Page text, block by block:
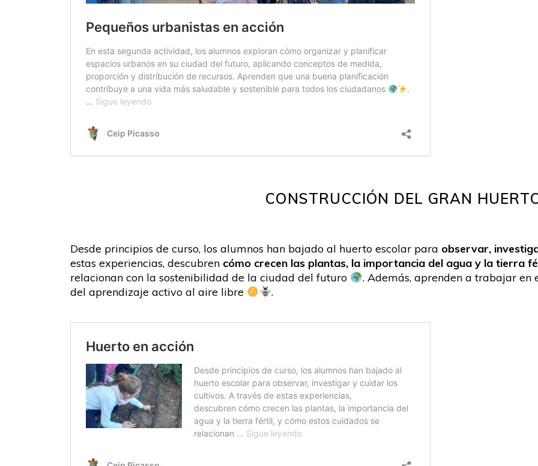
CONSTRUCCIÓN DEL GRAN
Desde principios de curso, los alumnos han bajado al huerto escolar para observar,
estas experiencias, descubren cómo crecen las plantas, la importancia del agua y la tierra
relacionan con la sostenibilidad de la ciudad del futuro
. Además, aprenden a trabajar
del aprendizaje activo al aire libre
.